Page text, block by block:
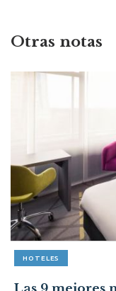
Otras notas
HOTELES